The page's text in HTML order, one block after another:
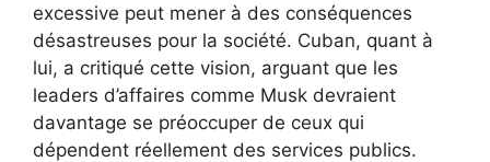
excessive peut mener à des conséquences
désastreuses pour la société. Cuban, quant à
lui, a critiqué cette vision, arguant que les
leaders d’affaires comme Musk devraient
davantage se préoccuper de ceux qui
dépendent réellement des services publics.